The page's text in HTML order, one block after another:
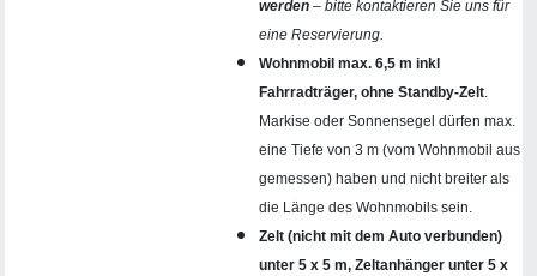
werden – bitte kontaktieren Sie uns für
eine Reservierung.
Wohnmobil max. 6,5 m inkl
Fahrradträger, ohne Standby-Zelt.
Markise oder Sonnensegel dürfen max.
eine Tiefe von 3 m (vom Wohnmobil aus
gemessen) haben und nicht breiter als
die Länge des Wohnmobils sein.
Zelt (nicht mit dem Auto verbunden)
unter 5 x 5 m, Zeltanhänger unter 5 x